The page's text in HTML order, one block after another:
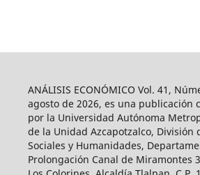
ANÁLISIS ECONÓMICO Vol. 41,
agosto de 2026, es una publicación
por la Universidad Autónoma
de la Unidad Azcapotzalco, División
Sociales y Humanidades,
Prolongación Canal de Miramontes